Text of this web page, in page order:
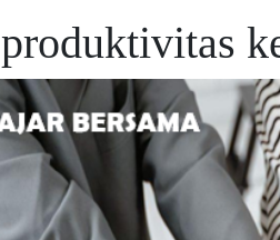
produktivitas